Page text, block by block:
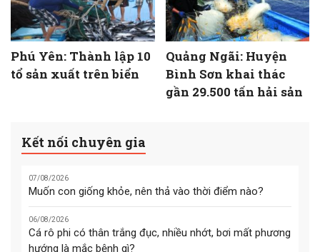
Phú Yên: Thành lập 10
tổ sản xuất trên biển
Quảng Ngãi: Huyện
Bình Sơn khai thác
gần 29.500 tấn hải sản
Kết nối chuyên gia
07/08/2026
Muốn con giống khỏe, nên thả vào thời điểm nào?
06/08/2026
Cá rô phi có thân trắng đục, nhiều nhớt, bơi mất phương
hướng là mắc bệnh gì?